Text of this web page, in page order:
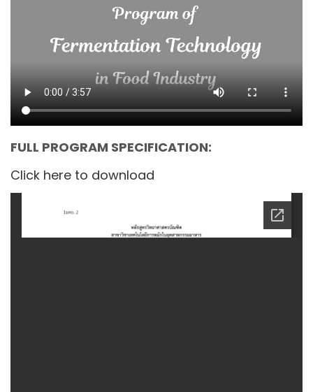
FULL PROGRAM SPECIFICATION:
Click here to download